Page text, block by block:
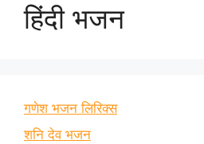
हिंदी भजन
गणेश भजन लिरिक्स
शनि देव भजन